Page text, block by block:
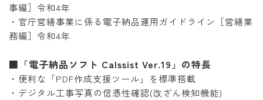
事編］令和4年
・官庁営繕事業に係る電子納品運用ガイドライン［営繕業
務編］令和4年
■「電子納品ソフト Calssist Ver.19」の特長
・便利な「PDF作成支援ツール」を標準搭載
・デジタル工事写真の信憑性確認(改ざん検知機能)